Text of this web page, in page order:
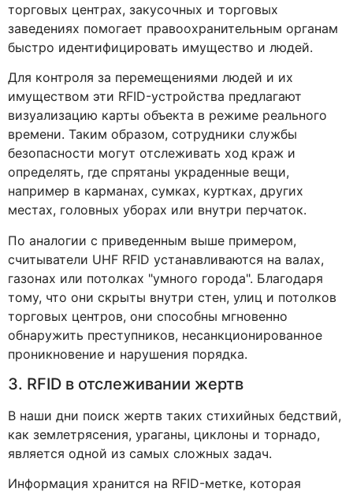
торговых центрах, закусочных и торговых
заведениях помогает правоохранительным органам
быстро идентифицировать имущество и людей.
Для контроля за перемещениями людей и их
имуществом эти RFID-устройства предлагают
визуализацию карты объекта в режиме реального
времени. Таким образом, сотрудники службы
безопасности могут отслеживать ход краж и
определять, где спрятаны украденные вещи,
например в карманах, сумках, куртках, других
местах, головных уборах или внутри перчаток.
По аналогии с приведенным выше примером,
считыватели UHF RFID устанавливаются на валах,
газонах или потолках "умного города". Благодаря
тому, что они скрыты внутри стен, улиц и потолков
торговых центров, они способны мгновенно
обнаружить преступников, несанкционированное
проникновение и нарушения порядка.
3. RFID в отслеживании жертв
В наши дни поиск жертв таких стихийных бедствий,
как землетрясения, ураганы, циклоны и торнадо,
является одной из самых сложных задач.
Информация хранится на RFID-метке, которая